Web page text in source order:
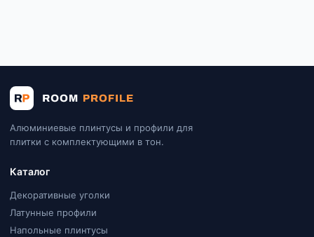
Алюминиевые плинтусы и профили для
плитки с комплектующими в тон.
Каталог
Декоративные уголки
Латунные профили
Напольные плинтусы